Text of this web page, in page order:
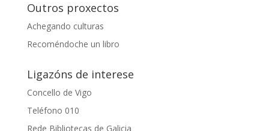
Outros proxectos
Achegando culturas
Recoméndoche un libro
Ligazóns de interese
Concello de Vigo
Teléfono 010
Rede Bibliotecas de Galicia